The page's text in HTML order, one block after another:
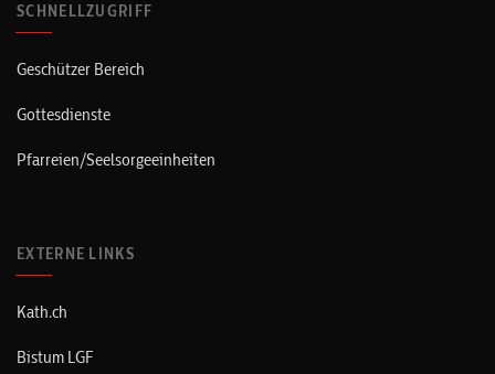
SCHNELLZUGRIFF
Geschützer Bereich
Gottesdienste
Pfarreien/Seelsorgeeinheiten
EXTERNE LINKS
Kath.ch
Bistum LGF